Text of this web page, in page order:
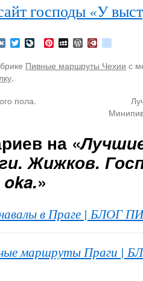
господы «У
VK TwitterLiveJournal
PinterestMySpaceWordPress
Diary.Ru
Пивные маршруты Чехии с
.
пола.
на «
Жижков.
»
в Праге | БЛОГ
маршруты Праги |